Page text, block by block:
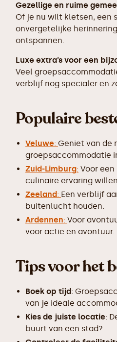
Gezellige en ruime
Of je nu wilt kletsen, een
onvergetelijke
ontspannen.
Luxe extra’s voor een
Veel
verblijf nog specialer en
Populaire
Veluwe: Geniet van de
groepsaccommodatie
Zuid-Limburg: Voor
culinaire ervaring
Zeeland: Een verblijf
buitenlucht houden.
Ardennen: Voor
voor actie en avontuur.
Tips voor het
Boek op tijd:
van je ideale
Kies de juiste locatie:
buurt van een stad?